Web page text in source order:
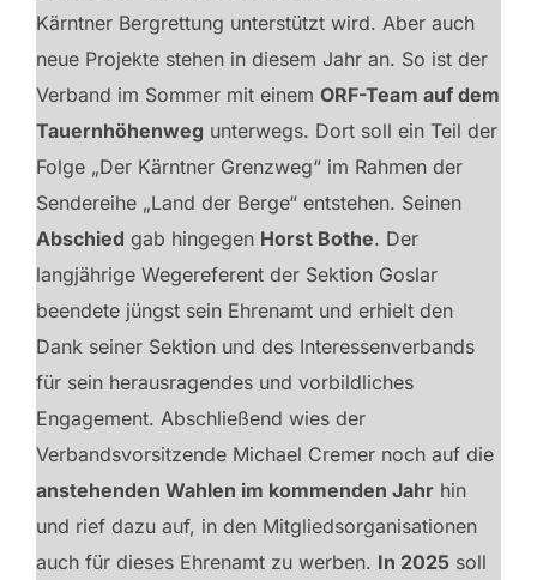
Kärntner Bergrettung unterstützt wird. Aber auch
neue Projekte stehen in diesem Jahr an. So ist der
Verband im Sommer mit einem ORF-Team auf dem
Tauernhöhenweg unterwegs. Dort soll ein Teil der
Folge „Der Kärntner Grenzweg“ im Rahmen der
Sendereihe „Land der Berge“ entstehen. Seinen
Abschied gab hingegen Horst Bothe. Der
langjährige Wegereferent der Sektion Goslar
beendete jüngst sein Ehrenamt und erhielt den
Dank seiner Sektion und des Interessenverbands
für sein herausragendes und vorbildliches
Engagement. Abschließend wies der
Verbandsvorsitzende Michael Cremer noch auf die
anstehenden Wahlen im kommenden Jahr hin
und rief dazu auf, in den Mitgliedsorganisationen
auch für dieses Ehrenamt zu werben. In 2025 soll